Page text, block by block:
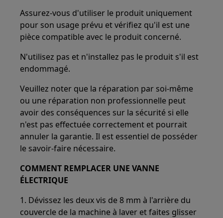
Assurez-vous d'utiliser le produit uniquement
pour son usage prévu et vérifiez qu'il est une
pièce compatible avec le produit concerné.
N'utilisez pas et n'installez pas le produit s'il est
endommagé.
Veuillez noter que la réparation par soi-même
ou une réparation non professionnelle peut
avoir des conséquences sur la sécurité si elle
n'est pas effectuée correctement et pourrait
annuler la garantie. Il est essentiel de posséder
le savoir-faire nécessaire.
COMMENT REMPLACER UNE VANNE
ÉLECTRIQUE
1. Dévissez les deux vis de 8 mm à l'arrière du
couvercle de la machine à laver et faites glisser